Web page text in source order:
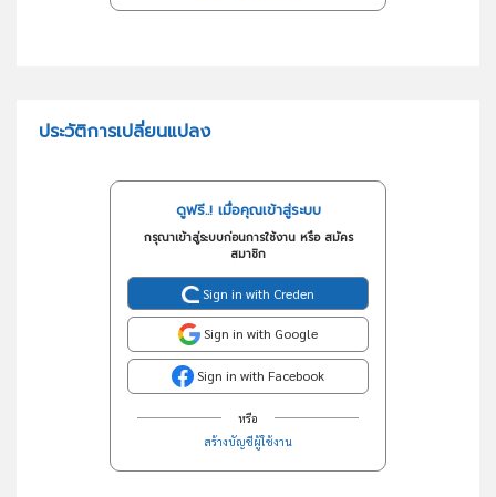
ประวัติการเปลี่ยนแปลง
ดูฟรี..! เมื่อคุณเข้าสู่ระบบ
กรุณาเข้าสู่ระบบก่อนการใช้งาน หรือ สมัคร
สมาชิก
Sign in with Creden
Sign in with Google
Sign in with Facebook
หรือ
สร้างบัญชีผู้ใช้งาน